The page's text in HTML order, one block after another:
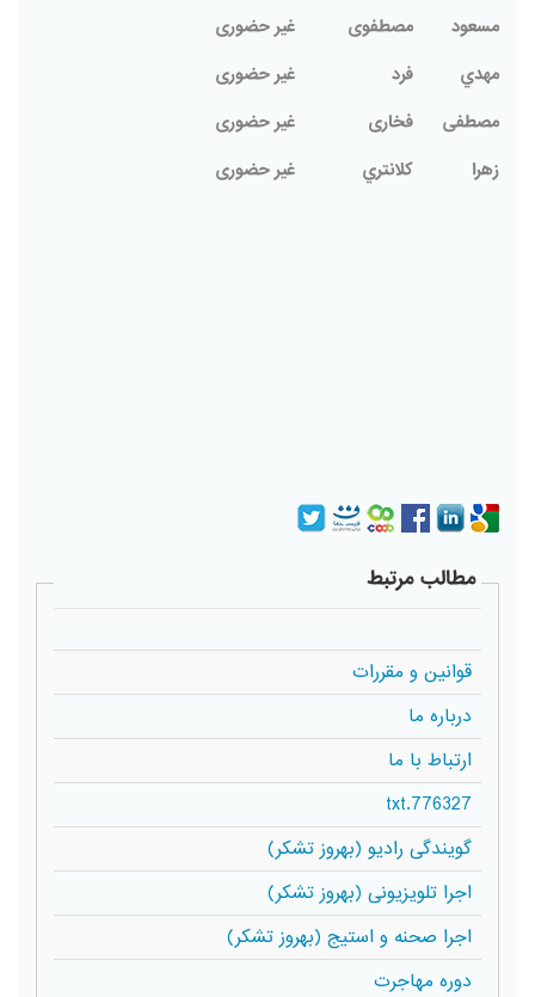
مسعود
مصطفوی
غیر حضوری
مهدي
فرد
غیر حضوری
مصطفی
فخاری
غیر حضوری
زهرا
كلانتري غیر حضوری
مطالب مرتبط
قوانین و مقررات
درباره ما
ارتباط با ما
776327.txt
گویندگی رادیو (بهروز تشکر)
اجرا تلویزیونی (بهروز تشکر)
اجرا صحنه و استیج (بهروز تشکر)
دوره مهاجرت